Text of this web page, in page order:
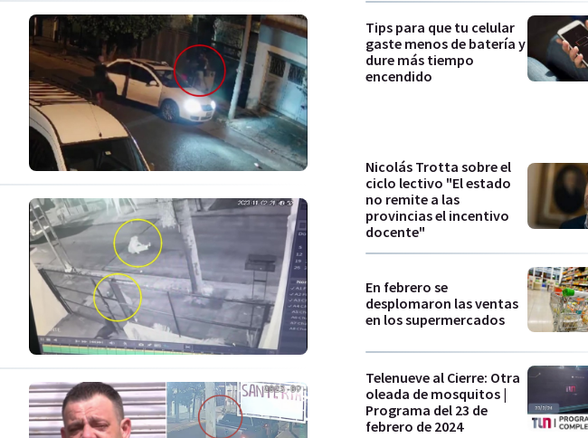
Tips para que tu celular
gaste menos de batería y
dure más tiempo
encendido
Nicolás Trotta sobre el
ciclo lectivo "El estado
no remite a las
provincias el incentivo
docente"
En febrero se
desplomaron las ventas
en los supermercados
Telenueve al Cierre: Otra
oleada de mosquitos |
Programa del 23 de
febrero de 2024